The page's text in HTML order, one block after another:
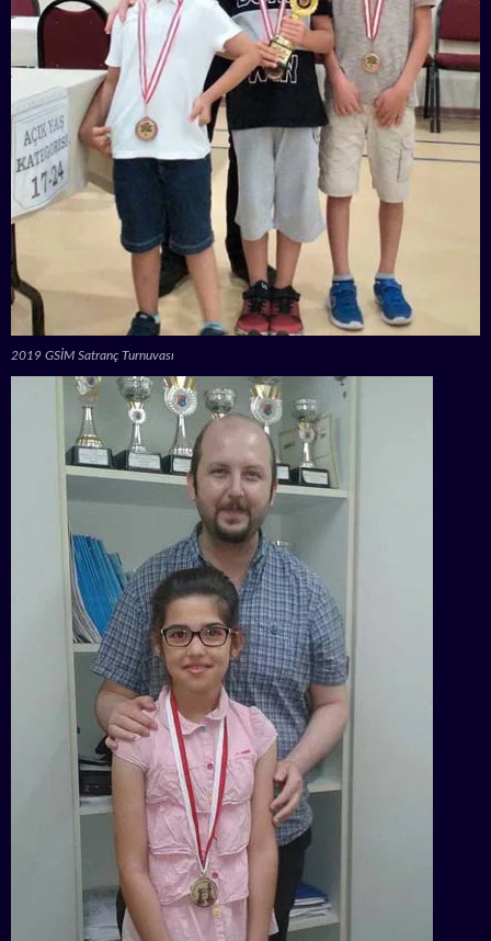
2019 GSİM Satranç Turnuvası